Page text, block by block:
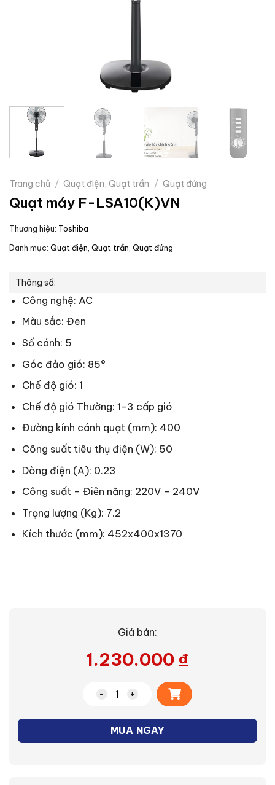
Trang chủ / Quạt điện, Quạt trần / Quạt đứng
Quạt máy F-LSA10(K)VN
Thương hiệu: Toshiba
Danh mục: Quạt điện, Quạt trần Quạt đứng
Thông số:
Công nghệ: AC
Màu sắc: Đen
Số cánh: 5
Góc đảo gió: 85°
Chế độ gió: 1
Chế độ gió Thường: 1-3 cấp gió
Đường kính cánh quạt (mm): 400
Công suất tiêu thụ điện (W): 50
Dòng điện (A): 0.23
Công suất – Điện năng: 220V – 240V
Trọng lượng (Kg): 7.2
Kích thước (mm): 452x400x1370
Giá bán:
1.230.000 ₫
Quạt máy F-LSA10(K)VN số lượng
MUA NGAY
Alternative: